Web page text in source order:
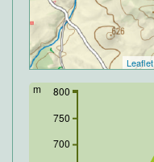
Leaflet
700
750
800
m